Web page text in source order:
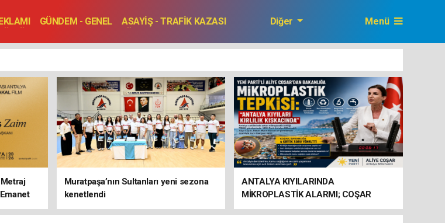
GÜNDEM - GENEL
ASAYİŞ - TRAFİK KAZASI
DÜĞÜN
Diğer Menü
Metraj
Muratpaşa’nın Sultanları yeni sezona
kenetlendi
ANTALYA KIYILARINDA
MİKROPLASTİK ALARMI; COŞAR
BAKANLIĞA HAREKETE GEÇİN